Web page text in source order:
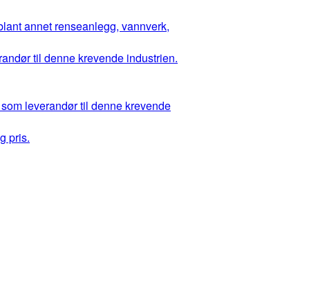
annet renseanlegg, vannverk,
til denne krevende industrien.
leverandør til denne krevende
pris.